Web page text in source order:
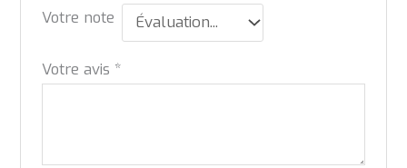
Votre note
Votre avis *